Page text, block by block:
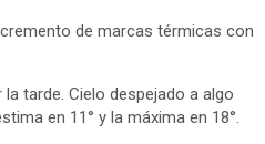
de marcas térmicas con
tarde. Cielo despejado a algo
en 11° y la máxima en 18°.